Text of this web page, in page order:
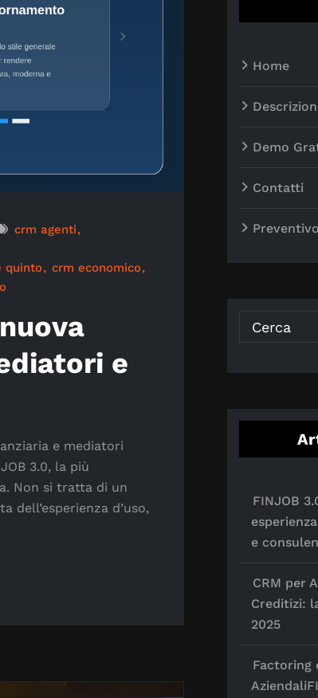
crm agenti
quinto
crm economico
e
e mediatori
3.0, la più
Non si tratta di un
dell’esperienza d’uso,
Home
Demo
Contatti
Preventivo
FINJOB
e
CRM per
Creditizi:
2025
Factoring